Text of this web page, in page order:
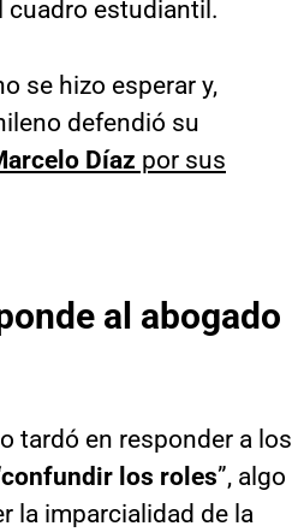
cuadro estudiantil.
se hizo esperar y,
defendió su
Díaz por sus
al abogado
tardó en responder a los
confundir los roles”, algo
la imparcialidad de la